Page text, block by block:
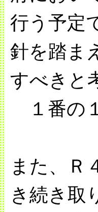
行う予定
針を踏ま
すべきと
１番の
また、Ｒ
き続き取